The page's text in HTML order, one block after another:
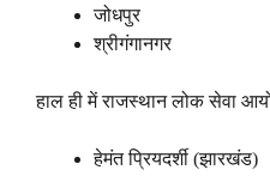
जोधपुर
श्रीगंगानगर
हाल ही में राजस्थान लोक सेवा
हेमंत प्रियदर्शी (झारखंड)